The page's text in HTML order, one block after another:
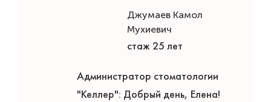
Джумаев Камол
Мухиевич
стаж 25 лет
Администратор стоматологии
"Келлер": Добрый день, Елена!